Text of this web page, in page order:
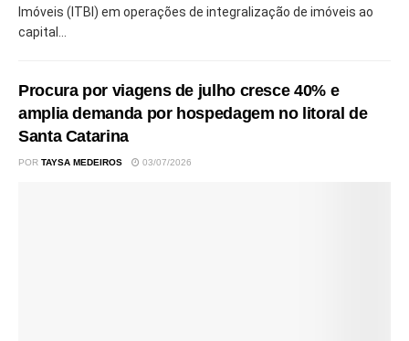
Imóveis (ITBI) em operações de integralização de imóveis ao
capital...
Procura por viagens de julho cresce 40% e
amplia demanda por hospedagem no litoral de
Santa Catarina
POR TAYSA MEDEIROS 03/07/2026